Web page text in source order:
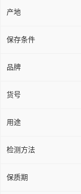
产地
保存条件
品牌
货号
用途
检测方法
保质期